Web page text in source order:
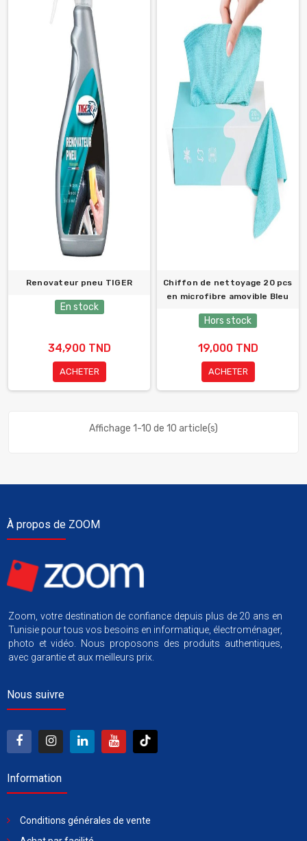
Renovateur pneu TIGER
En stock
34,900 TND
ACHETER
Chiffon de nettoyage 20 pcs
en microfibre amovible Bleu
Hors stock
19,000 TND
ACHETER
Affichage 1-10 de 10 article(s)
À propos de ZOOM
Zoom, votre destination de confiance depuis plus de 20 ans en
Tunisie pour tous vos besoins en informatique, électroménager,
photo et vidéo. Nous proposons des produits authentiques,
avec garantie et aux meilleurs prix.
Nous suivre
Information
Conditions générales de vente